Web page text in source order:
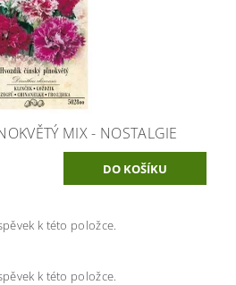
MIX - NOSTALGIE
k této položce.
k této položce.